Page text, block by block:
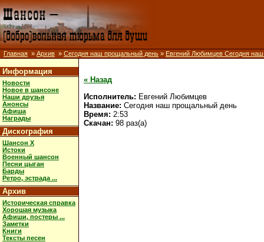
Главная » Архив » Сегодня наш прощальный день » Евгений Любимцев Сегодня
Информация
Новости
Новое в шансоне
Наши друзья
Анонсы
Афиша
Награды
Дискография
Шансон X
Истоки
Военный шансон
Песни цыган
Барды
Ретро, эстрада ...
Архив
Историческая справка
Хорошая музыка
Афиши, постеры ...
Заметки
Книги
Тексты песен
« Назад
Исполнитель: Евгений Любимцев
Название: Сегодня наш прощальный день
Время: 2:53
Скачан: 98 раз(а)